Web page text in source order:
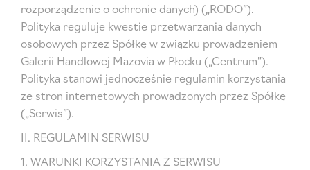
rozporządzenie o ochronie danych) („RODO”).
Polityka reguluje kwestie przetwarzania danych
osobowych przez Spółkę w związku prowadzeniem
Galerii Handlowej Mazovia w Płocku („Centrum”).
Polityka stanowi jednocześnie regulamin korzystania
ze stron internetowych prowadzonych przez Spółkę
(„Serwis”).
II. REGULAMIN SERWISU
1. WARUNKI KORZYSTANIA Z SERWISU